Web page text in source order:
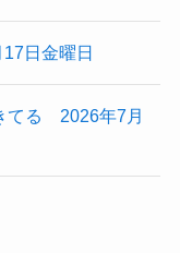
日金曜日
てる 2026年7月